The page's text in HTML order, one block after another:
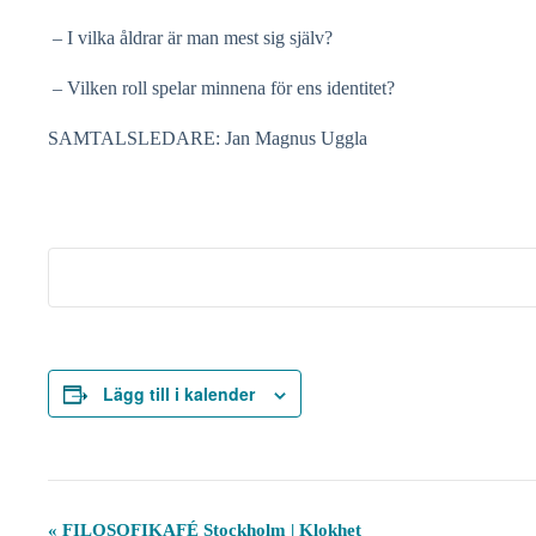
– I vilka åldrar är man mest sig själv?
– Vilken roll spelar minnena för ens identitet?
SAMTALSLEDARE: Jan Magnus Uggla
Lägg till i kalender
E
« FILOSOFIKAFÉ Stockholm | Klokhet